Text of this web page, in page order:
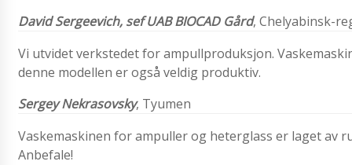
David Sergeevich, sefUAB BIOCAD Gård, Chelyabinsk-
Vi utvidet verkstedet for ampullproduksjon.
denne modellen er også veldig produktiv.
Sergey Nekrasovsky, Tyumen
Vaskemaskinen for ampuller og heterglass er laget av
Anbefale!